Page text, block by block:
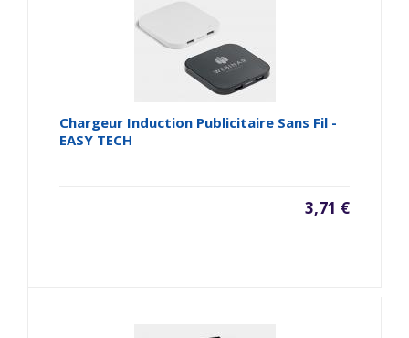
Chargeur Induction Publicitaire Sans Fil -
EASY TECH
3,71 €